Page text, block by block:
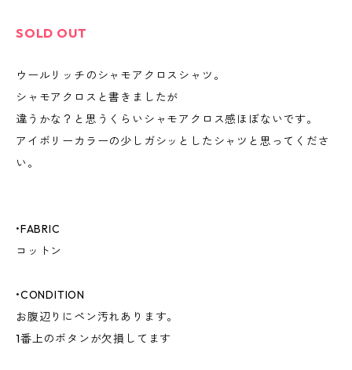
SOLD OUT
ウールリッチのシャモアクロスシャツ。
シャモアクロスと書きましたが
違うかな？と思うくらいシャモアクロス感ほぼないです。
アイボリーカラーの少しガシッとしたシャツと思ってくださ
い。
•FABRIC
コットン
•CONDITION
お腹辺りにペン汚れあります。
1番上のボタンが欠損してます